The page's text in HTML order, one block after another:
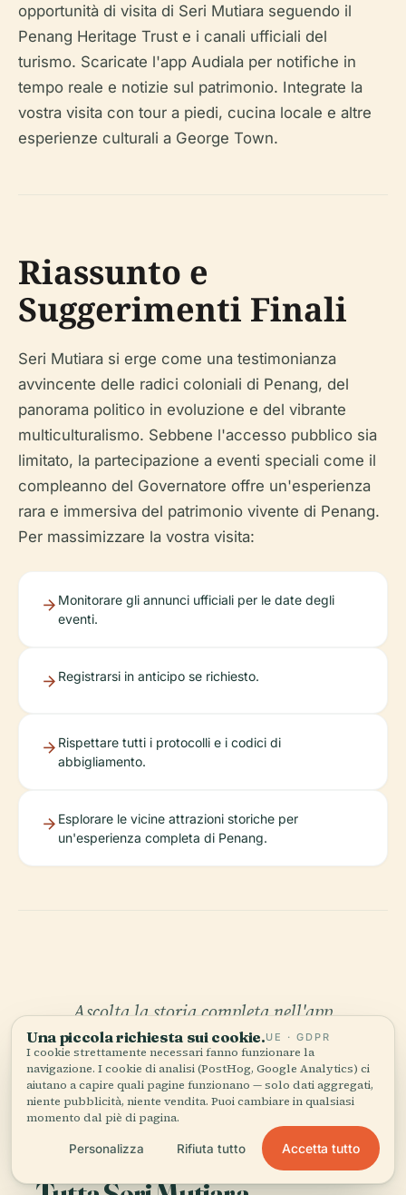
opportunità di visita di Seri Mutiara seguendo il
Penang Heritage Trust e i canali ufficiali del
turismo. Scaricate l'app Audiala per notifiche in
tempo reale e notizie sul patrimonio. Integrate la
vostra visita con tour a piedi, cucina locale e altre
esperienze culturali a George Town.
Riassunto e
Suggerimenti Finali
Seri Mutiara si erge come una testimonianza
avvincente delle radici coloniali di Penang, del
panorama politico in evoluzione e del vibrante
multiculturalismo. Sebbene l'accesso pubblico sia
limitato, la partecipazione a eventi speciali come il
compleanno del Governatore offre un'esperienza
rara e immersiva del patrimonio vivente di Penang.
Per massimizzare la vostra visita:
Monitorare gli annunci ufficiali per le date degli
eventi.
Registrarsi in anticipo se richiesto.
Rispettare tutti i protocolli e i codici di
abbigliamento.
Esplorare le vicine attrazioni storiche per
un'esperienza completa di Penang.
Ascolta la storia completa nell'app
IL TUO CURATORE PERSONALE
Una piccola richiesta sui cookie.UE · GDPR
I cookie strettamente necessari fanno funzionare la
navigazione. I cookie di analisi (PostHog, Google Analytics) ci
aiutano a capire quali pagine funzionano — solo dati aggregati,
niente pubblicità, niente vendita. Puoi cambiare in qualsiasi
momento dal piè di pagina.
Personalizza Rifiuta tutto Accetta tutto